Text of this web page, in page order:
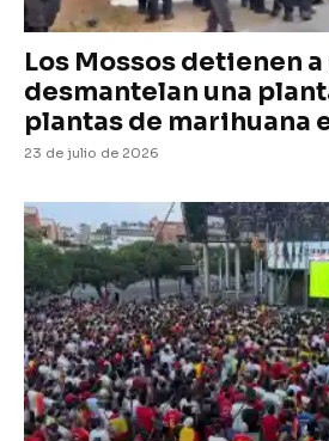
Los Mossos detienen
desmantelan una
plantas de marihuana
23 de julio de 2026